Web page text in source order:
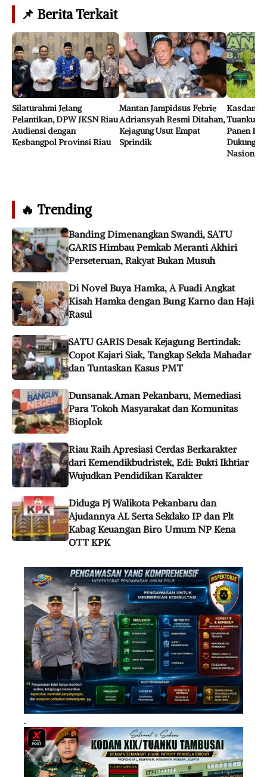
📌 Berita Terkait
Silaturahmi Jelang
Pelantikan, DPW JKSN Riau
Audiensi dengan
Kesbangpol Provinsi Riau
Mantan Jampidsus Febrie
Adriansyah Resmi Ditahan,
Kejagung Usut Empat
Sprindik
Kasdam
Tuanku
Panen
Dukung
Nasional
🔥 Trending
Banding Dimenangkan Swandi, SATU
GARIS Himbau Pemkab Meranti Akhiri
Perseteruan, Rakyat Bukan Musuh
Di Novel Buya Hamka, A Fuadi Angkat
Kisah Hamka dengan Bung Karno dan Haji
Rasul
SATU GARIS Desak Kejagung Bertindak:
Copot Kajari Siak, Tangkap Sekda Mahadar
dan Tuntaskan Kasus PMT
Dunsanak.Aman Pekanbaru, Memediasi
Para Tokoh Masyarakat dan Komunitas
Bioplok
Riau Raih Apresiasi Cerdas Berkarakter
dari Kemendikbudristek, Edi: Bukti Ikhtiar
Wujudkan Pendidikan Karakter
Diduga Pj Walikota Pekanbaru dan
Ajudannya AL Serta Sekdako IP dan Plt
Kabag Keuangan Biro Umum NP Kena
OTT KPK
.